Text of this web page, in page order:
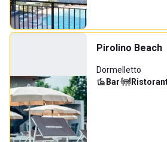
Pirolino Beach
Dormelletto
Bar·